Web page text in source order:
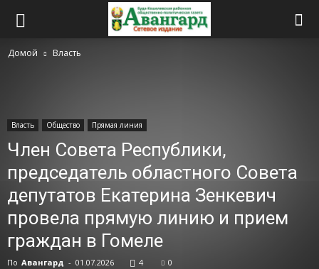
Домой Власть
Власть Общество Прямая линия
Член Совета Республики,
председатель областного Совета
депутатов Екатерина Зенкевич
провела прямую линию и прием
граждан в Гомеле
По Авангард - 01.07.2026 4 0